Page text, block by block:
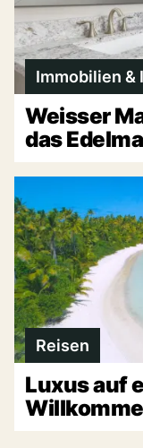
Immobilien &
Weisser
das
Reisen
Luxus auf